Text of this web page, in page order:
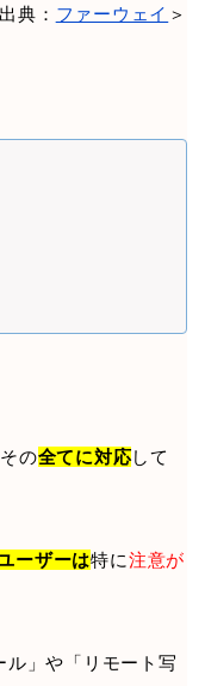
典： ファーウェイ ＞
の全てに対応して
ーザーは特に注意が
ル」や「リモート写